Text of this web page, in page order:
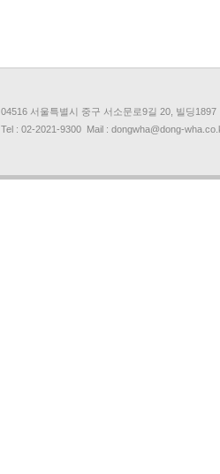
04516 서울특별시 중구 서소문로9길 20, 빌딩1897
Tel : 02-2021-9300 Mail : dongwha@dong-